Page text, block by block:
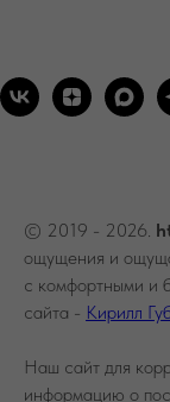
© 2019 - 2026.
ощущения и
с комфортными и
сайта - Кирилл
Наш сайт для
информацию о